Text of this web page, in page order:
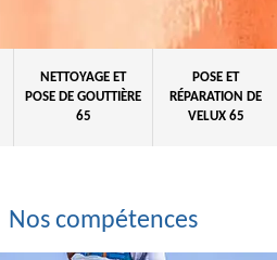
NETTOYAGE ET
POSE DE GOUTTIÈRE
65
POSE ET
RÉPARATION DE
VELUX 65
Nos compétences